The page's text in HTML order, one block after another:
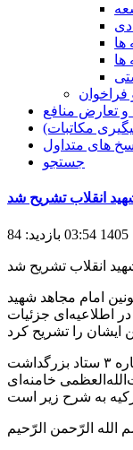
ها
ها
فراخوان
تعارض منافع
مکاتبات)
های متداول
جستجو
انقلاب تشریح شد
بازدید: 84
انقلاب تشریح شد
امام مجاهد شهید
اطلاعیه‌ای جزئیات
به گزارش روز شنبه ایرنا، متن اطلاعیه شماره ۳ ستاد بزرگداشت
خامنه‌ای‌
الله الرّحمن الرّحیم